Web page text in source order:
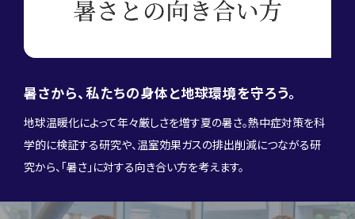
暑さから、私たちの身体と地球環境を守ろう。
地球温暖化によって年々厳しさを増す夏の暑さ。熱中症対策を科
学的に検証する研究や、温室効果ガスの排出削減につながる研
究から、「暑さ」に対する向き合い方を考えます。